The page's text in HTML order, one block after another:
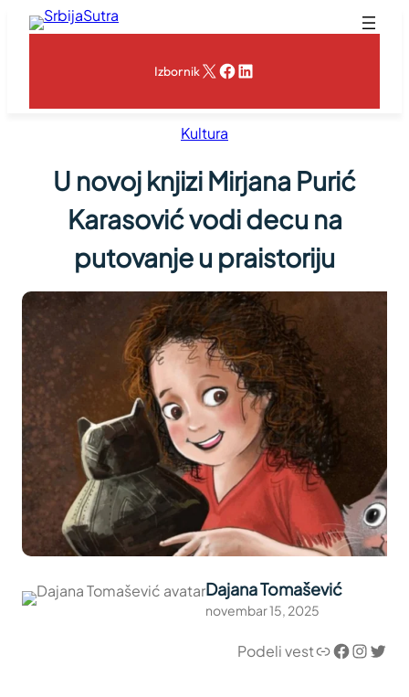
Skoči
IzbornikX Facebook
LinkedIn
Kultura
U novoj knjizi Mirjana Purić
Karasović vodi decu na
putovanje u praistoriju
Dajana Tomašević
novembar 15, 2025
Podeli vestLink Facebook InstagramTwitter